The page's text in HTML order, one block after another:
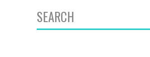
Search
for: